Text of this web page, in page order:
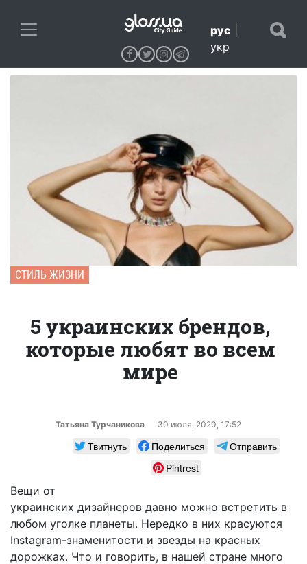
рус
укр
СТИЛЬ ЖИЗНИ
5 украинских брендов,
которые любят во всем
мире
Татьяна Турчаникова 30 июля, 2020, 17:52
Твитнуть Поделиться
Отправить
Pintrest
Вещи от
украинских дизайнеров давно можно встретить в
любом уголке планеты. Нередко в них красуются
Instagram-знаменитости и звезды на красных
дорожках. Что и говорить, в нашей стране много